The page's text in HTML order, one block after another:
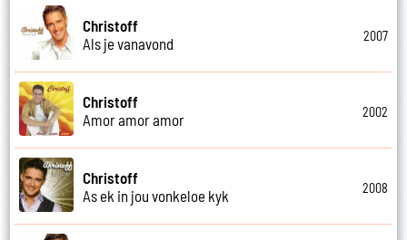
Christoff
Als je vanavond
2007
Christoff
Amor amor amor
2002
Christoff
As ek in jou vonkeloe kyk
2008